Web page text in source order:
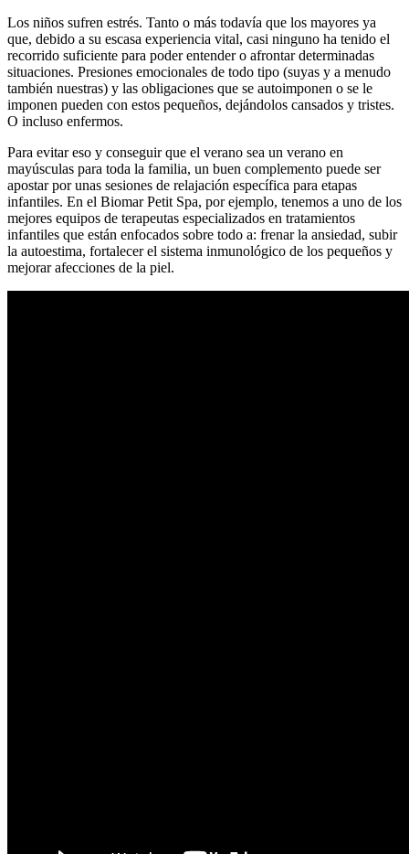
Los niños sufren estrés. Tanto o más todavía que los mayores ya
que, debido a su escasa experiencia vital, casi ninguno ha tenido el
recorrido suficiente para poder entender o afrontar determinadas
situaciones. Presiones emocionales de todo tipo (suyas y a menudo
también nuestras) y las obligaciones que se autoimponen o se le
imponen pueden con estos pequeños, dejándolos cansados y tristes.
O incluso enfermos.
Para evitar eso y conseguir que el verano sea un verano en
mayúsculas para toda la familia, un buen complemento puede ser
apostar por unas sesiones de relajación específica para etapas
infantiles. En el Biomar Petit Spa, por ejemplo, tenemos a uno de los
mejores equipos de terapeutas especializados en tratamientos
infantiles que están enfocados sobre todo a: frenar la ansiedad, subir
la autoestima, fortalecer el sistema inmunológico de los pequeños y
mejorar afecciones de la piel.